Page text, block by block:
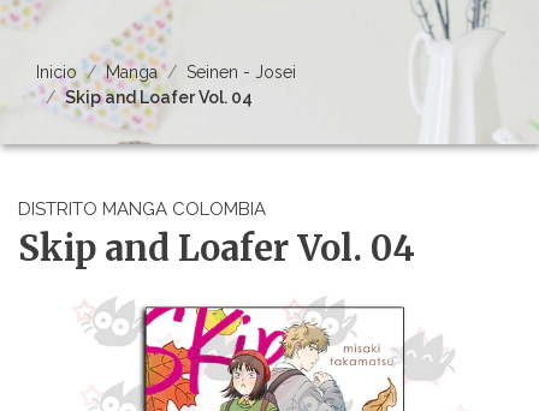
Inicio Manga
Seinen - Josei
Skip and Loafer Vol. 04
DISTRITO MANGA COLOMBIA
Skip and Loafer Vol. 04